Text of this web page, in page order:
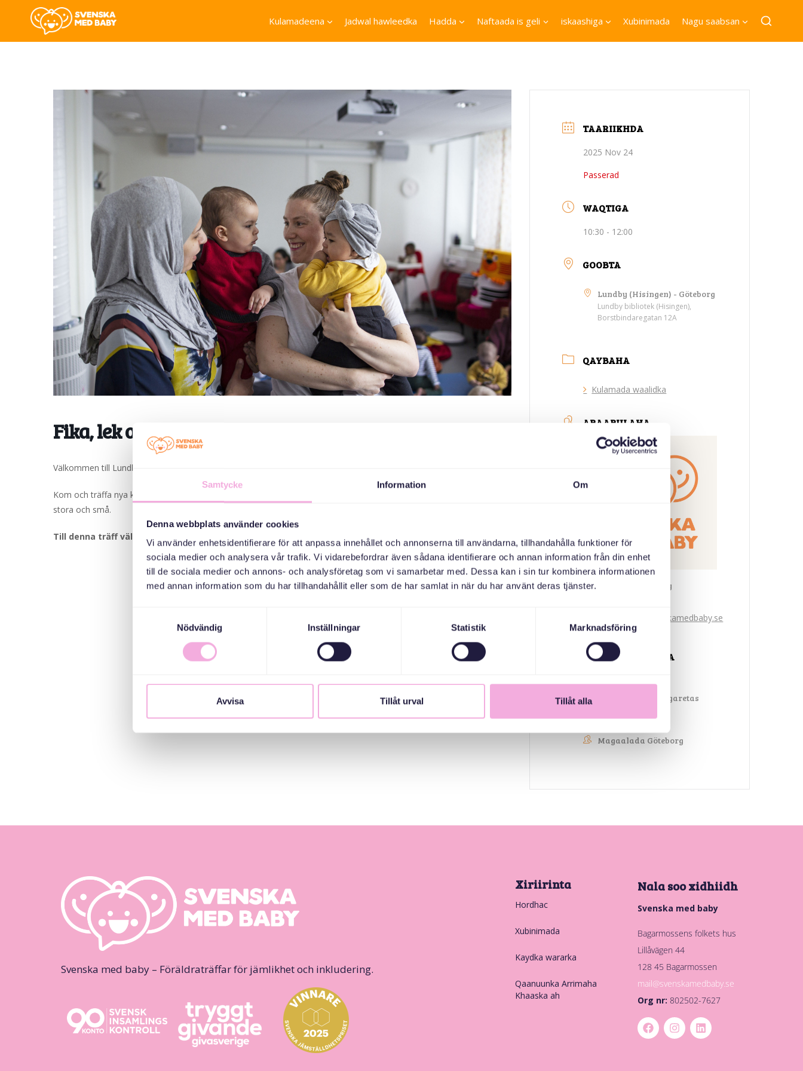
Samtycke Information Om
Denna webbplats använder cookies
Vi använder enhetsidentifierare för att anpassa innehållet och annonserna till användarna, tillhandahålla funktioner för
sociala medier och analysera vår trafik. Vi vidarebefordrar även sådana identifierare och annan information från din enhet
till de sociala medier och annons- och analysföretag som vi samarbetar med. Dessa kan i sin tur kombinera informationen
med annan information som du har tillhandahållit eller som de har samlat in när du har använt deras tjänster.
Nödvändig
Inställningar Statistik Marknadsföring
Avvisa Tillåt urval Tillåt alla
Kulamadeena Jadwal hawleedka Hadda Naftaada is geli iskaashiga Xubinimada Nagu saabsan
Fika, lek och ha kul.
Välkommen till Lundby bibliotek. Vi sjunger, läser, fikar och pratar.
Kom och träffa nya kompisar, kanske någon från ett annat land. Vi skapar möten som är viktiga och roliga, både för
stora och små.
Till denna träff välkomnar vi småbarnsfamiljer med barn upp till 2 år.
TAARIIKHDA
2025 Nov 24
Passerad
WAQTIGA
10:30 - 12:00
GOOBTA
Lundby (Hisingen) - Göteborg
Lundby bibliotek (Hisingen),
Borstbindaregatan 12A
QAYBAHA
Kulamada waalidka
ABAABULAHA
Svenska med baby
bokningen@svenskamedbaby.se
ABAABULAYAASHA
Kronprinsessan Margaretas
Minnesfond
Magaalada Göteborg
Svenska med baby – Föräldraträffar för jämlikhet och inkludering.
Xiriirinta
Hordhac
Xubinimada
Kaydka wararka
Qaanuunka Arrimaha
Khaaska ah
Nala soo xidhiidh
Svenska med baby
Bagarmossens folkets hus
Lillåvägen 44
128 45 Bagarmossen
mail@svenskamedbaby.se
Org nr: 802502-7627